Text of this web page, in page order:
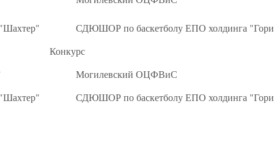
СДЮШОР по баскетболу ЕПО холдинга
Конкурс
Могилевский ОЦФВиС
СДЮШОР по баскетболу ЕПО холдинга